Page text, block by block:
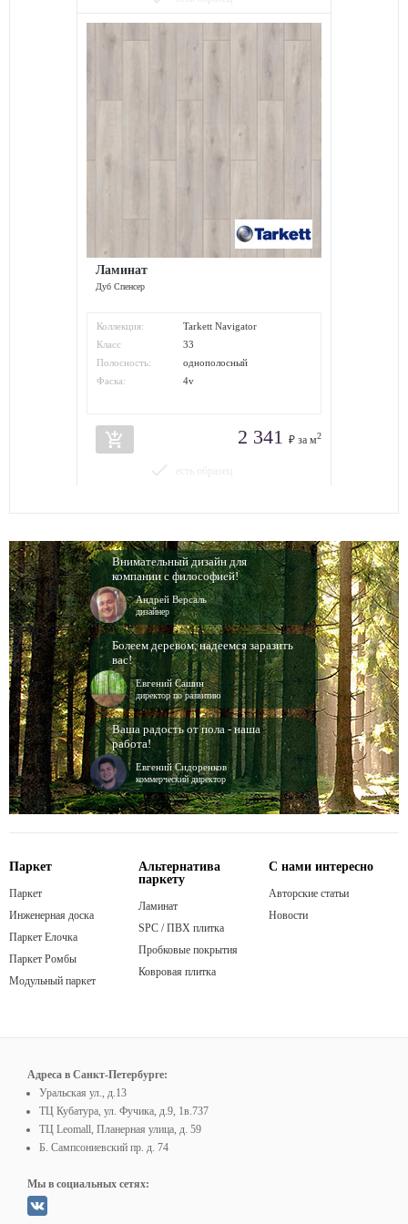
Ламинат
Дуб Спенсер
Коллекция:
Tarkett Navigator
Класс
износостойкости:
33
Полосность:
однополосный
Фаска:
4v
add_shopping_cart 2 341 ₽ за м2
Внимательный дизайн для
компании с философией!
Андрей Версаль
дизайнер
Болеем деревом, надеемся заразить
вас!
Евгений Сашин
директор по развитию
Ваша радость от пола - наша
работа!
Евгений Сидоренков
коммерческий директор
Паркет
Паркет
Инженерная доска
Паркет Елочка
Паркет Ромбы
Модульный паркет
Альтернатива
паркету
Ламинат
SPC / ПВХ плитка
Пробковые покрытия
Ковровая плитка
С нами интересно
Авторские статьи
Новости
Адреса в Санкт-Петербурге:
Уральская ул., д.13
ТЦ Кубатура, ул. Фучика, д.9, 1в.737
ТЦ Leomall, Планерная улица, д. 59
Б. Сампсониевский пр. д. 74
Мы в социальных сетях: